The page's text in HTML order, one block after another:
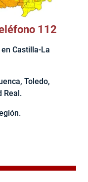
112
en Castilla-La
Toledo,
Real.